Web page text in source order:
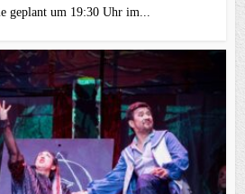
geplant um 19:30 Uhr im...